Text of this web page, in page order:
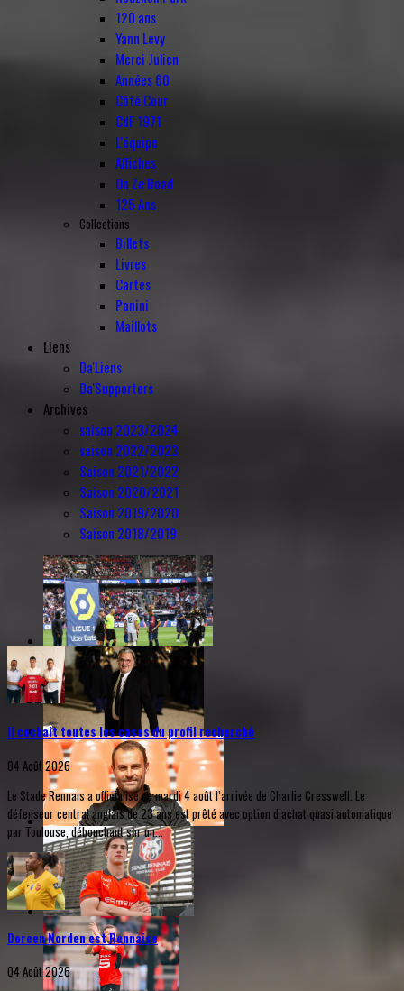
120 ans
Yann Levy
Merci Julien
Années 60
Côté Cour
CdF 1971
L'équipe
Affiches
On Ze Road
125 Ans
Collections
Billets
Livres
Cartes
Panini
Maillots
Liens
Da'Liens
Da'Supporters
Archives
saison 2023/2024
saison 2022/2023
Saison 2021/2022
Saison 2020/2021
Saison 2019/2020
Saison 2018/2019
Il cochait toutes les cases du profil recherché
04 Août 2026
Le Stade Rennais a officialisé ce mardi 4 août l’arrivée de Charlie Cresswell. Le
défenseur central anglais de 23 ans est prêté avec option d’achat quasi automatique
par Toulouse, débouchant sur un...
Doreen Norden est Rennaise
04 Août 2026